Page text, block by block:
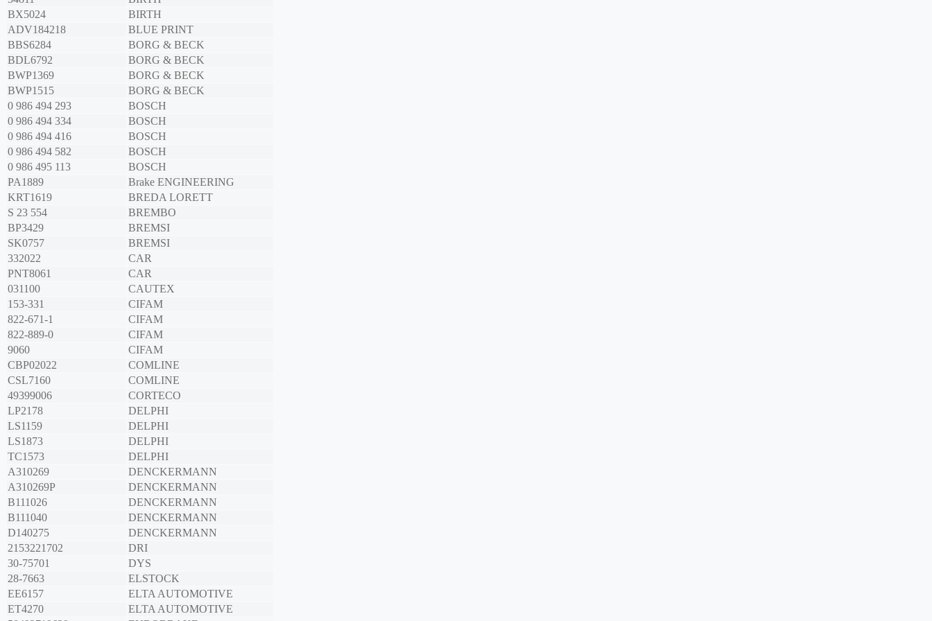
BX5024
BIRTH
ADV184218
BLUE PRINT
BBS6284
BORG & BECK
BDL6792
BORG & BECK
BWP1369
BORG & BECK
BWP1515
BORG & BECK
0 986 494 293
BOSCH
0 986 494 334
BOSCH
0 986 494 416
BOSCH
0 986 494 582
BOSCH
0 986 495 113
BOSCH
PA1889
Brake ENGINEERING
KRT1619
BREDA LORETT
S 23 554
BREMBO
BP3429
BREMSI
SK0757
BREMSI
332022
CAR
PNT8061
CAR
031100
CAUTEX
153-331
CIFAM
822-671-1
CIFAM
822-889-0
CIFAM
9060
CIFAM
CBP02022
COMLINE
CSL7160
COMLINE
49399006
CORTECO
LP2178
DELPHI
LS1159
DELPHI
LS1873
DELPHI
TC1573
DELPHI
A310269
DENCKERMANN
A310269P
DENCKERMANN
B111026
DENCKERMANN
B111040
DENCKERMANN
D140275
DENCKERMANN
2153221702
DRI
30-75701
DYS
28-7663
ELSTOCK
EE6157
ELTA AUTOMOTIVE
ET4270
ELTA AUTOMOTIVE